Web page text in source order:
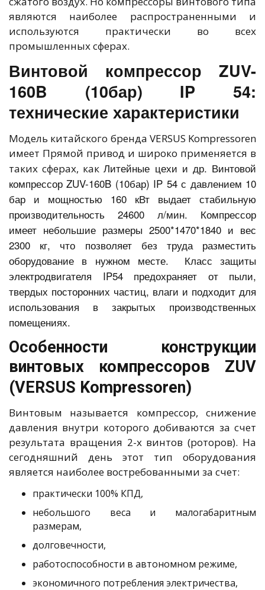
являются наиболее распространенными и
используются практически во всех
промышленных сферах.
Винтовой компрессор ZUV-
160B (10бар) IP 54:
технические характеристики
Модель китайского бренда VERSUS Kompressoren
имеет Прямой привод и широко применяется в
таких сферах, какЛитейные цехи и др. Винтовой
компрессор ZUV-160B (10бар) IP 54 с давлением 10
бар и мощностью 160 кВт выдает стабильную
производительность 24600 л/мин. Компрессор
имеет небольшие размеры 2500*1470*1840 и вес
2300 кг, что позволяет без труда разместить
оборудование в нужном месте. Класс защиты
электродвигателя IP54 предохраняет от пыли,
твердых посторонних частиц, влаги и подходит для
использования в закрытых производственных
помещениях.
Особенности конструкции
винтовых компрессоров ZUV
(VERSUS Kompressoren)
Винтовым называется компрессор, снижение
давления внутри которого добиваются за счет
результата вращения 2-х винтов (роторов). На
сегодняшний день этот тип оборудования
является наиболее востребованными за счет:
практически 100% КПД,
небольшого веса и малогабаритным
размерам,
долговечности,
работоспособности в автономном режиме,
экономичного потребления электричества,